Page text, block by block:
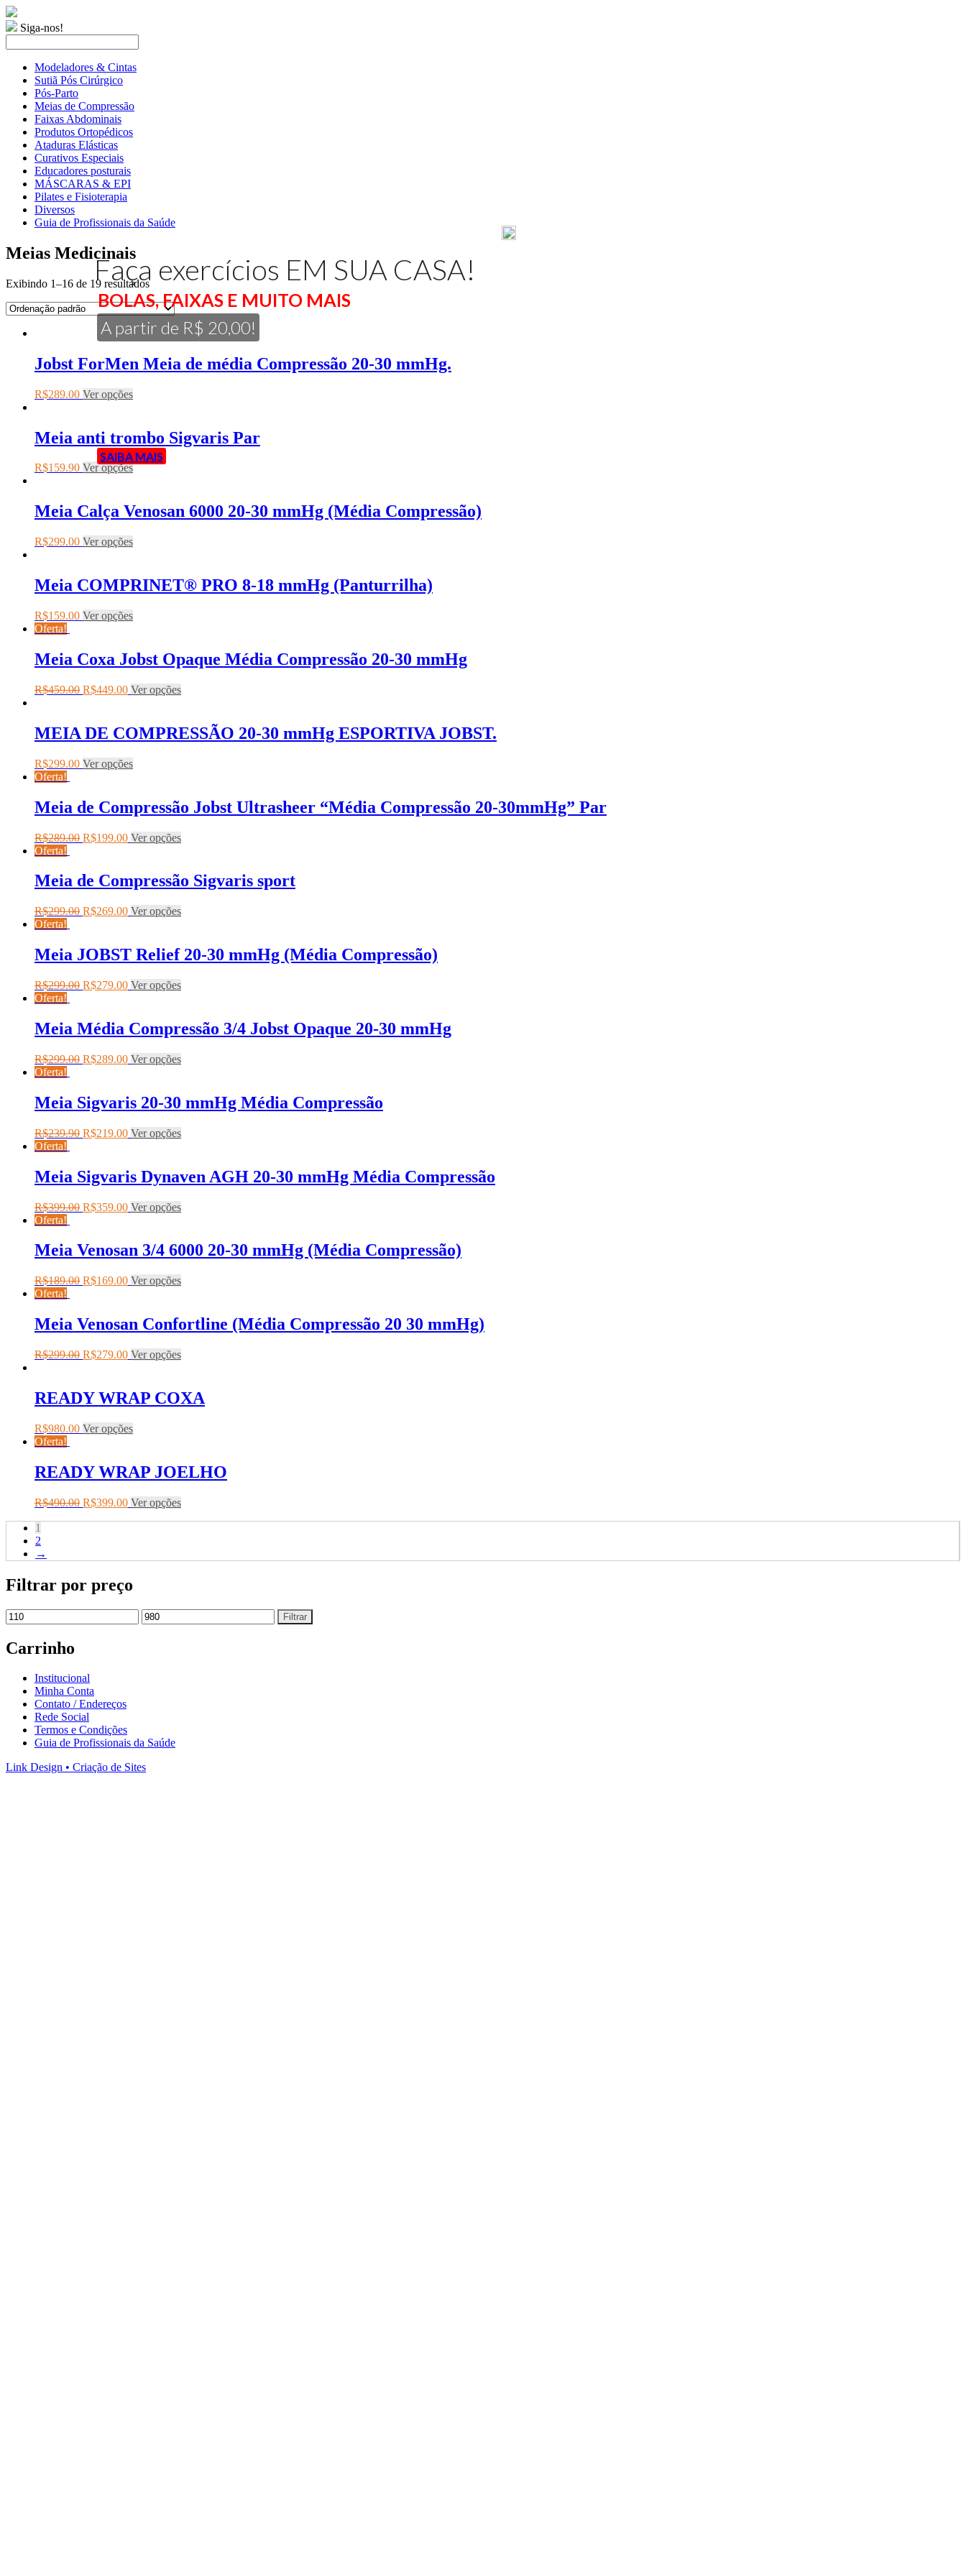
Siga-nos!
Modeladores & Cintas
Sutiã Pós Cirúrgico
Pós-Parto
Meias de Compressão
Faixas Abdominais
Produtos Ortopédicos
Ataduras Elásticas
Curativos Especiais
Educadores posturais
MÁSCARAS & EPI
Pilates e Fisioterapia
Diversos
Guia de Profissionais da Saúde
Faça exercícios EM SUA CASA!
BOLAS, FAIXAS E MUITO MAIS
A partir de R$ 20,00!
SAIBA MAIS
Meias Medicinais
Exibindo 1–16 de 19 resultados
Jobst ForMen Meia de média Compressão 20-30 mmHg.
R$289.00 Ver opções
Meia anti trombo Sigvaris Par
R$159.90 Ver opções
Meia Calça Venosan 6000 20-30 mmHg (Média Compressão)
R$299.00 Ver opções
Meia COMPRINET® PRO 8-18 mmHg (Panturrilha)
R$159.00 Ver opções
Oferta!
Meia Coxa Jobst Opaque Média Compressão 20-30 mmHg
R$459.00 R$449.00 Ver opções
MEIA DE COMPRESSÃO 20-30 mmHg ESPORTIVA JOBST.
R$299.00 Ver opções
Oferta!
Meia de Compressão Jobst Ultrasheer “Média Compressão 20-30mmHg” Par
R$289.00 R$199.00 Ver opções
Oferta!
Meia de Compressão Sigvaris sport
R$299.00 R$269.00 Ver opções
Oferta!
Meia JOBST Relief 20-30 mmHg (Média Compressão)
R$299.00 R$279.00 Ver opções
Oferta!
Meia Média Compressão 3/4 Jobst Opaque 20-30 mmHg
R$299.00 R$289.00 Ver opções
Oferta!
Meia Sigvaris 20-30 mmHg Média Compressão
R$239.90 R$219.00 Ver opções
Oferta!
Meia Sigvaris Dynaven AGH 20-30 mmHg Média Compressão
R$399.00 R$359.00 Ver opções
Oferta!
Meia Venosan 3/4 6000 20-30 mmHg (Média Compressão)
R$189.00 R$169.00 Ver opções
Oferta!
Meia Venosan Confortline (Média Compressão 20 30 mmHg)
R$299.00 R$279.00 Ver opções
READY WRAP COXA
R$980.00 Ver opções
Oferta!
READY WRAP JOELHO
R$490.00 R$399.00 Ver opções
1
2
→
Filtrar por preço
Filtrar
Carrinho
Institucional
Minha Conta
Contato / Endereços
Rede Social
Termos e Condições
Guia de Profissionais da Saúde
Link Design • Criação de Sites